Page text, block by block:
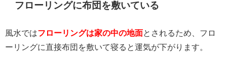
フローリングに布団を敷いている
風水ではフローリングは家の中の地面とされるため、フロ
ーリングに直接布団を敷いて寝ると運気が下がります。